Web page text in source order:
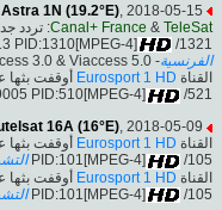
Astra 1N (19.2°E) , 2018-05-15
Canal+ France & TeleSat : تردد
PID:1310[MPEG-4]
/1321
الفرنسية- Mediaguard 3 & Nagravision 3 & Viaccess 3.0 & Viaccess 5.0.
القناة Eurosport 1 HD
PID:510[MPEG-4]
/521
16A (16°E), 2018-05-09
القناة Eurosport 1 HD
PID:101[MPEG-4]
/105
القناة Eurosport 1 HD
PID:101[MPEG-4]
/105